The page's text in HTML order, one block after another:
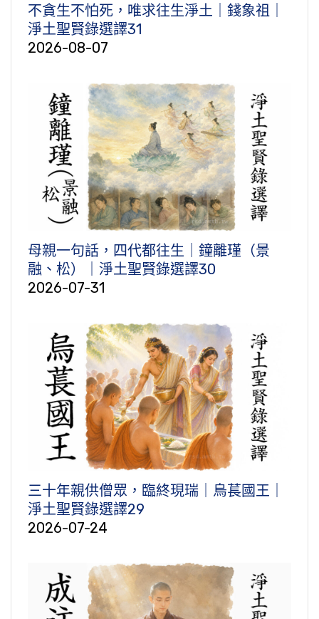
不貪生不怕死，唯求往生淨土｜錢象祖｜
淨土聖賢錄選譯31
2026-08-07
母親一句話，四代都往生｜鐘離瑾（景
融、松）｜淨土聖賢錄選譯30
2026-07-31
三十年親供僧眾，臨終現瑞｜烏萇國王｜
淨土聖賢錄選譯29
2026-07-24